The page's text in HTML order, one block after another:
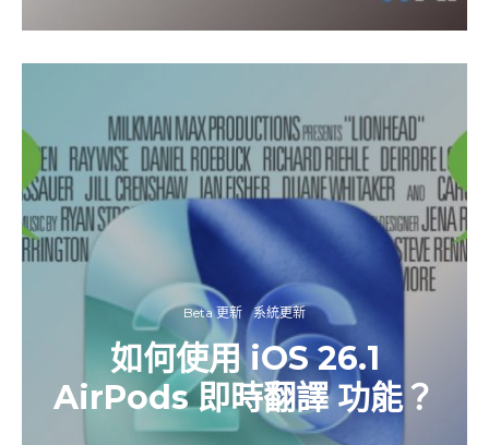
Beta 更新 系統更新
如何使用 iOS 26.1
AirPods 即時翻譯 功能？